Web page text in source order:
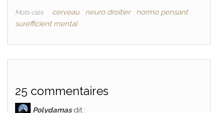
Mots-clés cerveau neuro droitier
normo pensant
suréfficient mental
25 commentaires
Polydamas dit :